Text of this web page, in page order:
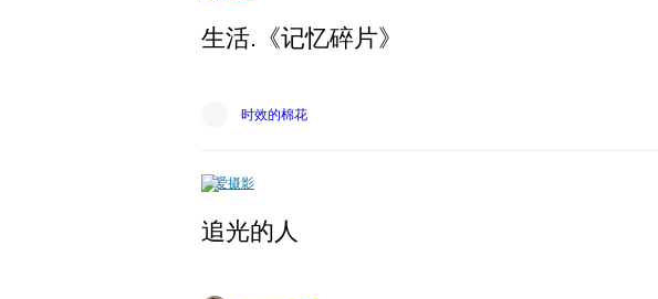
生活.《记忆碎片》
时效的棉花
爱摄影
追光的人